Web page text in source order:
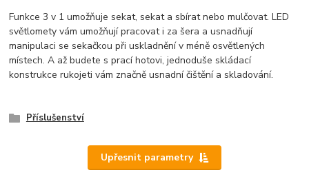
Funkce 3 v 1 umožňuje sekat, sekat a sbírat nebo mulčovat. LED
světlomety vám umožňují pracovat i za šera a usnadňují
manipulaci se sekačkou při uskladnění v méně osvětlených
místech. A až budete s prací hotovi, jednoduše skládací
konstrukce rukojeti vám značně usnadní čištění a skladování.
Příslušenství
Upřesnit parametry